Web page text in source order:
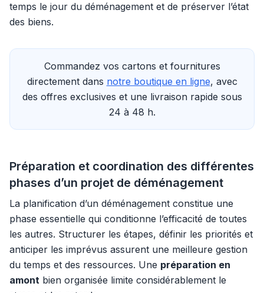
temps le jour du déménagement et de préserver l’état
des biens.
Commandez vos cartons et fournitures
directement dans notre boutique en ligne, avec
des offres exclusives et une livraison rapide sous
24 à 48 h.
Préparation et coordination des différentes
phases d’un projet de déménagement
La planification d’un déménagement constitue une
phase essentielle qui conditionne l’efficacité de toutes
les autres. Structurer les étapes, définir les priorités et
anticiper les imprévus assurent une meilleure gestion
du temps et des ressources. Une préparation en
amont bien organisée limite considérablement le